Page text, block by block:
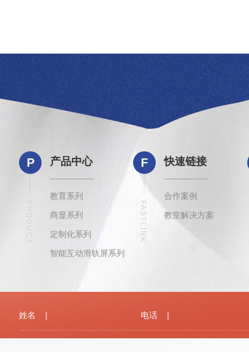
P
PRODUCT
产品中心
教育系列
商显系列
定制化系列
智能互动滑轨屏系列
F
FASTLINK
快速链接
合作案例
教室解决方案